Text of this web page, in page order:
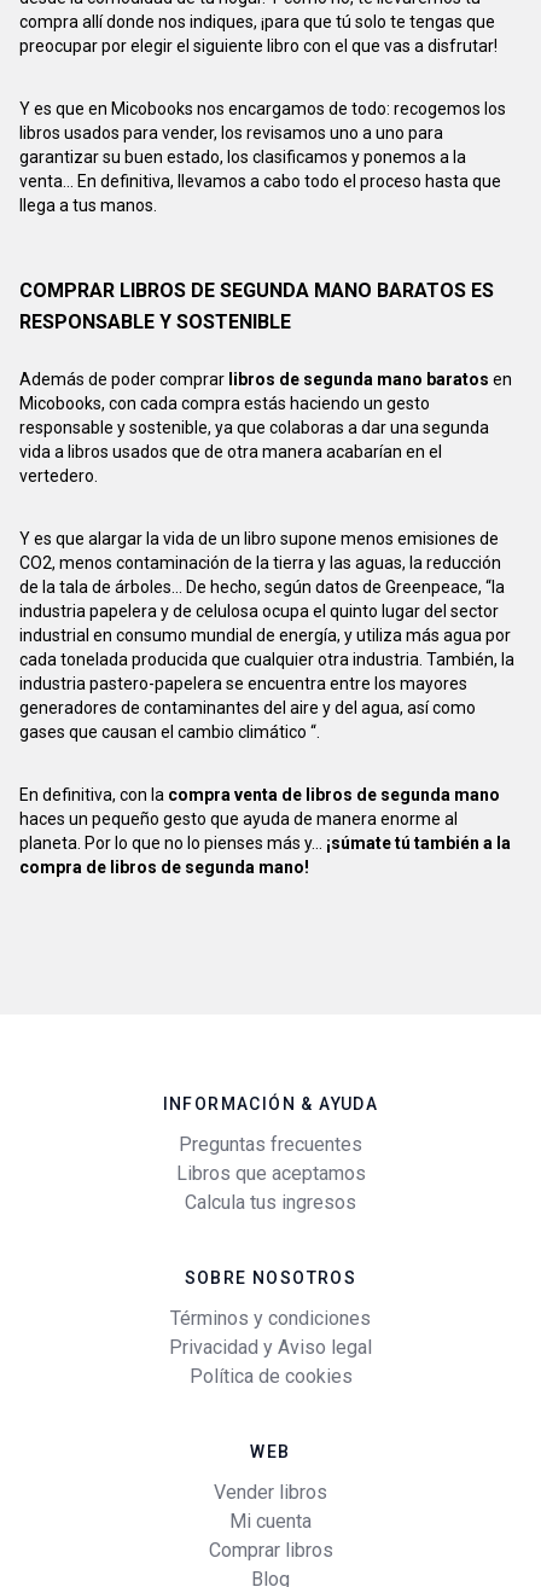
compra allí donde nos indiques, ¡para que tú solo te tengas que
preocupar por elegir el siguiente libro con el que vas a disfrutar!
Y es que en Micobooks nos encargamos de todo: recogemos los
libros usados para vender, los revisamos uno a uno para
garantizar su buen estado, los clasificamos y ponemos a la
venta... En definitiva, llevamos a cabo todo el proceso hasta que
llega a tus manos.
COMPRAR LIBROS DE SEGUNDA MANO BARATOS ES
RESPONSABLE Y SOSTENIBLE
Además de poder comprar libros de segunda mano baratos en
Micobooks, con cada compra estás haciendo un gesto
responsable y sostenible, ya que colaboras a dar una segunda
vida a libros usados que de otra manera acabarían en el
vertedero.
Y es que alargar la vida de un libro supone menos emisiones de
CO2, menos contaminación de la tierra y las aguas, la reducción
de la tala de árboles... De hecho, según datos de Greenpeace, “la
industria papelera y de celulosa ocupa el quinto lugar del sector
industrial en consumo mundial de energía, y utiliza más agua por
cada tonelada producida que cualquier otra industria. También, la
industria pastero-papelera se encuentra entre los mayores
generadores de contaminantes del aire y del agua, así como
gases que causan el cambio climático “.
En definitiva, con la compra venta de libros de segunda mano
haces un pequeño gesto que ayuda de manera enorme al
planeta. Por lo que no lo pienses más y... ¡súmate tú también a la
compra de libros de segunda mano!
INFORMACIÓN & AYUDA
Preguntas frecuentes
Libros que aceptamos
Calcula tus ingresos
SOBRE NOSOTROS
Términos y condiciones
Privacidad y Aviso legal
Política de cookies
WEB
Vender libros
Mi cuenta
Comprar libros
Blog